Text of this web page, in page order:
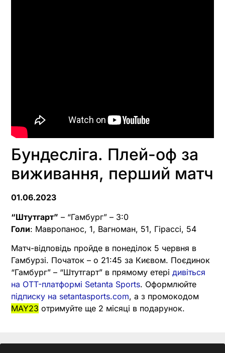
Бундесліга. Плей-оф за
виживання, перший матч
01.06.2023
“Штутгарт” – “Гамбург” – 3:0
Голи: Мавропанос, 1, Вагноман, 51, Гірассі, 54
Матч-відповідь пройде в понеділок 5 червня в
Гамбурзі. Початок – о 21:45 за Києвом. Поєдинок
“Гамбург” – “Штутгарт” в прямому етері дивіться
на OTT-платформі Setanta Sports. Оформлюйте
підписку на setantasports.com, а з промокодом
MAY23 отримуйте ще 2 місяці в подарунок.